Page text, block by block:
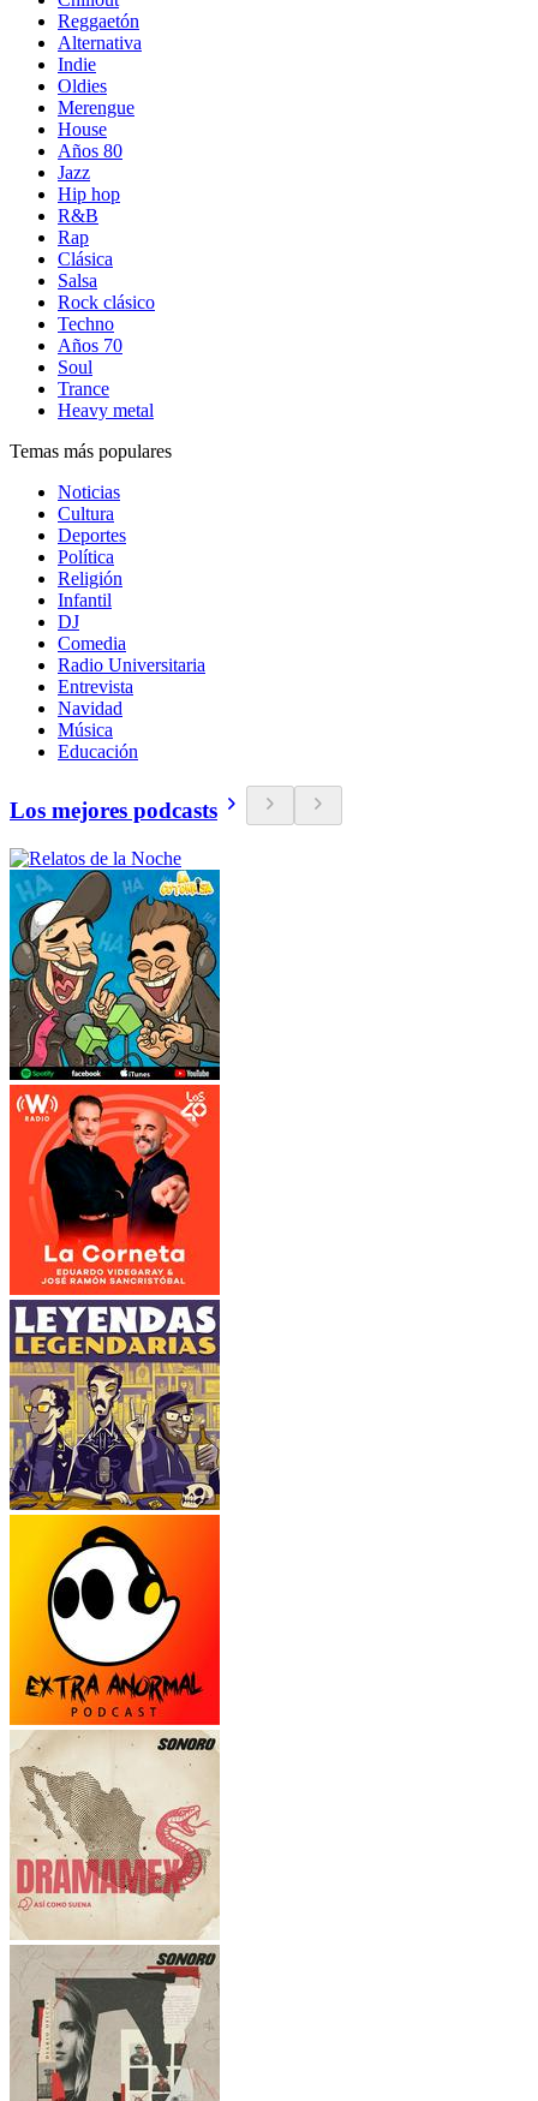
Reggaetón
Alternativa
Indie
Oldies
Merengue
House
Años 80
Jazz
Hip hop
R&B
Rap
Clásica
Salsa
Rock clásico
Techno
Años 70
Soul
Trance
Heavy metal
Temas más populares
Noticias
Cultura
Deportes
Política
Religión
Infantil
DJ
Comedia
Radio Universitaria
Entrevista
Navidad
Música
Educación
Los mejores podcasts